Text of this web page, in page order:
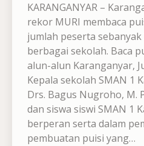
KARANGANYAR –
rekor MURI membaca
jumlah peserta sebanyak
berbagai sekolah. Baca
alun-alun Karanganyar,
Kepala sekolah SMAN 1
Drs. Bagus Nugroho, M.
dan siswa siswi SMAN 1
berperan serta dalam
pembuatan puisi yang…